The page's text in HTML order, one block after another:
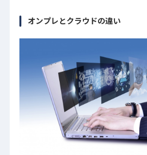
オンプレとクラウドの違い